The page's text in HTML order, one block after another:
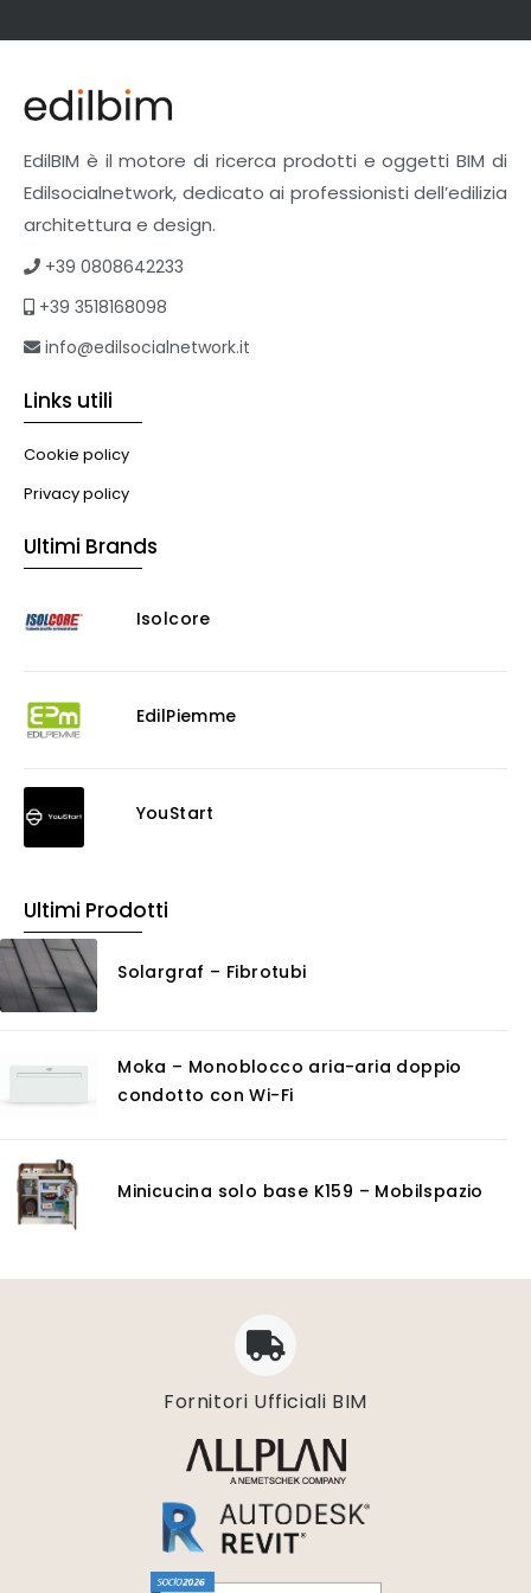
Pavimenti e rivestimenti
Pavimenti industriali
Sistemi giardini pensili
Supporti per esterni
Tetti verdi
eBook
Formazione professionale
Illuminazione
Murature
Risanamento E Restauro
Consolidanti
Rasanti per muro
Senza Categoria
Consulenza
GIS
Software calcolo umidità e condensazione
Software di conversione vettoriale
Software di gestione dati geospaziali
Software di progettazione delle rotatorie
Software di progettazione geotecnica
Software di simulazioni multi-fisiche
Software diagnosi energetica
Software digitalizzazione
EdilBIM è il motore di ricerca prodotti e oggetti BIM di
Edilsocialnetwork, dedicato ai professionisti dell’edilizia
architettura e design.
+39 0808642233
+39 3518168098
info@edilsocialnetwork.it
Links utili
Cookie policy
Privacy policy
Ultimi Brands
Isolcore
EdilPiemme
YouStart
Ultimi Prodotti
Solargraf – Fibrotubi
Moka – Monoblocco aria-aria doppio
condotto con Wi-Fi
Minicucina solo base K159 – Mobilspazio
Fornitori Ufficiali BIM